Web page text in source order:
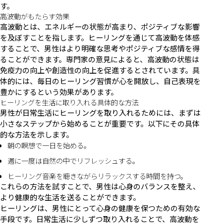
す。
高波動がもたらす効果
高波動とは、エネルギーの状態が高まり、ポジティブな影響
を及ぼすことを指します。ヒーリングを通じて高波動を体感
することで、男性はより明確な思考やポジティブな感情を得
ることができます。専門家の意見によると、高波動の状態は
免疫力の向上や創造性の向上を促進するとされています。具
体的には、毎日のヒーリング習慣が心を開放し、自己表現を
豊かにするという効果があります。
ヒーリングを生活に取り入れる具体的な方法
男性が日常生活にヒーリングを取り入れるためには、まずは
小さなステップから始めることが重要です。以下にその具体
的な方法を示します。
朝の瞑想で一日を始める。
週に一度は自然の中でリフレッシュする。
ヒーリング音楽を聴きながらリラックスする時間を持つ。
これらの方法を試すことで、男性は心身のバランスを整え、
より健康的な生活を送ることができます。
ヒーリングは、男性にとって心身の健康を保つための有効な
手段です。日常生活に少しずつ取り入れることで、高波動を